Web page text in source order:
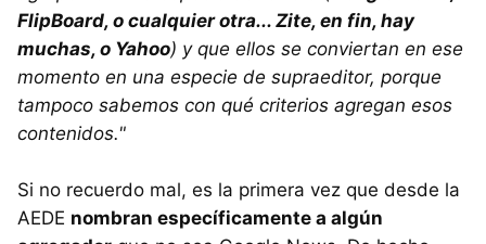
FlipBoard, o cualquier otra... Zite, en fin, hay
muchas, o Yahoo) y que ellos se conviertan en ese
momento en una especie de supraeditor, porque
tampoco sabemos con qué criterios agregan esos
contenidos."
Si no recuerdo mal, es la primera vez que desde la
AEDE nombran específicamente a algún